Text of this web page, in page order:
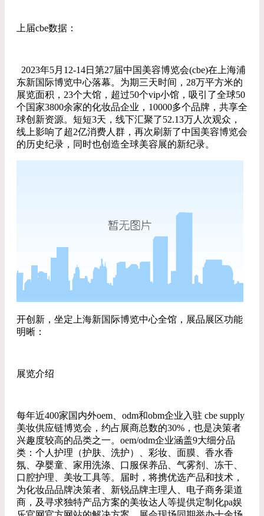
上届cbe数据：
2023年5月12-14日第27届中国美容博览会(cbe)在上海浦
东新国际博览中心落幕。为期三天时间，28万平方米的
展览面积，23个大馆，超过50个vip小馆，吸引了全球50
个国家3800余家的化妆品企业，10000多个品牌，共享全
球创新资源。短短3天，线下汇聚了52.13万人次观众，
线上影响了超2亿消费人群，再次刷新了中国美容博览会
的历史纪录，同时也创造全球美容展的新纪录。
开创新，坐定上海新国际博览中心全馆，展品展区功能
明晰：
展览介绍
每年近400家国内外oem、odm和obm企业入驻 cbe supply
美妆供应链博览会，约占展商总数的30%，也是决策者
兴趣度较高的品类之一。oem/odm企业涵盖9大细分品
类：个人护理（护肤、洗护）、彩妆、面膜、香水香
氛、孕婴童、家用洗涤、口服保养品、气雾剂、冻干、
口腔护理、美妆工具等。届时，将携优选产品和技术，
为化妆品品牌决策者、新锐品牌主理人、电子商务渠道
商，及寻求独特产品方案的美妆达人等提供定制化pa娱